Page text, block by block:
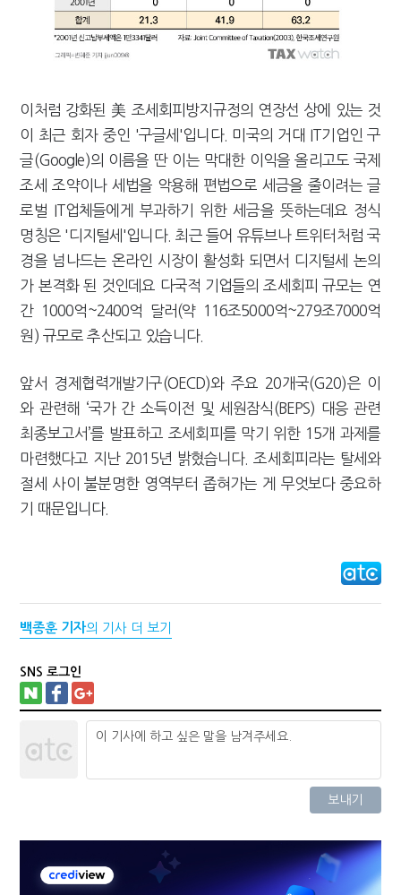
이처럼 강화된 美 조세회피방지규정의 연장선 상에 있는 것
이 최근 회자 중인 '구글세'입니다. 미국의 거대 IT기업인 구
글(Google)의 이름을 딴 이는 막대한 이익을 올리고도 국제
조세 조약이나 세법을 악용해 편법으로 세금을 줄이려는 글
로벌 IT업체들에게 부과하기 위한 세금을 뜻하는데요 정식
명칭은 '디지털세'입니다. 최근 들어 유튜브나 트위터처럼 국
경을 넘나드는 온라인 시장이 활성화 되면서 디지털세 논의
가 본격화 된 것인데요 다국적 기업들의 조세회피 규모는 연
간 1000억~2400억 달러(약 116조5000억~279조7000억
원) 규모로 추산되고 있습니다.
앞서 경제협력개발기구(OECD)와 주요 20개국(G20)은 이
와 관련해 ‘국가 간 소득이전 및 세원잠식(BEPS) 대응 관련
최종보고서’를 발표하고 조세회피를 막기 위한 15개 과제를
마련했다고 지난 2015년 밝혔습니다. 조세회피라는 탈세와
절세 사이 불분명한 영역부터 좁혀가는 게 무엇보다 중요하
기 때문입니다.
백종훈 기자의 기사 더 보기
SNS 로그인